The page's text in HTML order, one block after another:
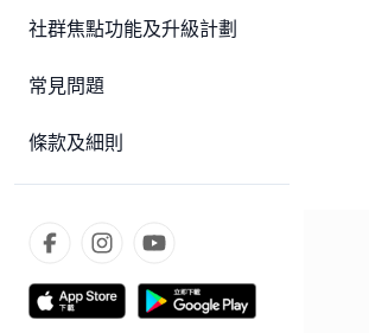
社群焦點功能及升級計劃
常見問題
條款及細則